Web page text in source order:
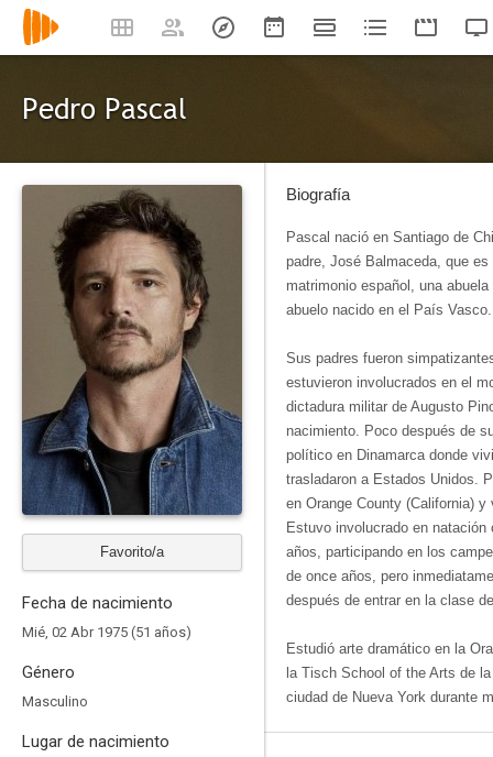
Pedro Pascal
Favorito/a
Fecha de nacimiento
Mié, 02 Abr 1975 (51 años)
Género
Masculino
Lugar de nacimiento
Biografía
Pascal nació en Santiago de
padre, José Balmaceda, que
matrimonio español, una
abuelo nacido en el País Vasco.​
Sus padres fueron
estuvieron involucrados en el
dictadura militar de Augusto
nacimiento. Poco después de
político en Dinamarca donde
trasladaron a Estados Unidos.
en Orange County (California)
Estuvo involucrado en
años, participando en los
de once años, pero
después de entrar en la clase
Estudió arte dramático en la
la Tisch School of the Arts de
ciudad de Nueva York durante